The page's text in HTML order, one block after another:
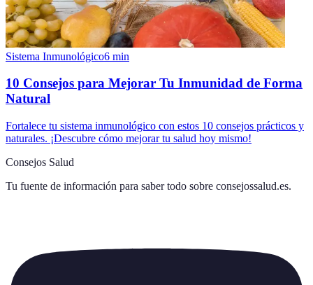
Sistema Inmunológico6 min
10 Consejos para Mejorar Tu Inmunidad de Forma
Natural
Fortalece tu sistema inmunológico con estos 10 consejos prácticos y
naturales. ¡Descubre cómo mejorar tu salud hoy mismo!
Consejos Salud
Tu fuente de información para saber todo sobre consejossalud.es.